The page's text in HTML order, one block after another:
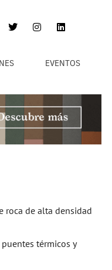
EVENTOS
roca de alta densidad
térmicos y